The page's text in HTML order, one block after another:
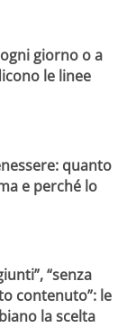
giorno o a
le linee
quanto
e perché lo
“senza
contenuto”: le
la scelta